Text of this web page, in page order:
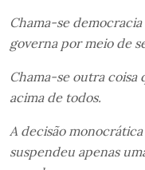
Chama-se
governa por meio de
Chama-se outra coisa
acima de todos.
A decisão
suspendeu apenas